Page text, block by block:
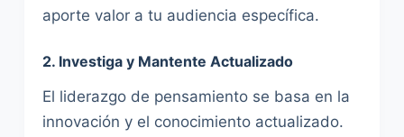
aporte valor a tu audiencia específica.
2. Investiga y Mantente Actualizado
El liderazgo de pensamiento se basa en la
innovación y el conocimiento actualizado.